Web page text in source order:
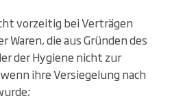
vorzeitig bei Verträgen
die aus Gründen des
der Hygiene nicht zur
ihre Versiegelung nach